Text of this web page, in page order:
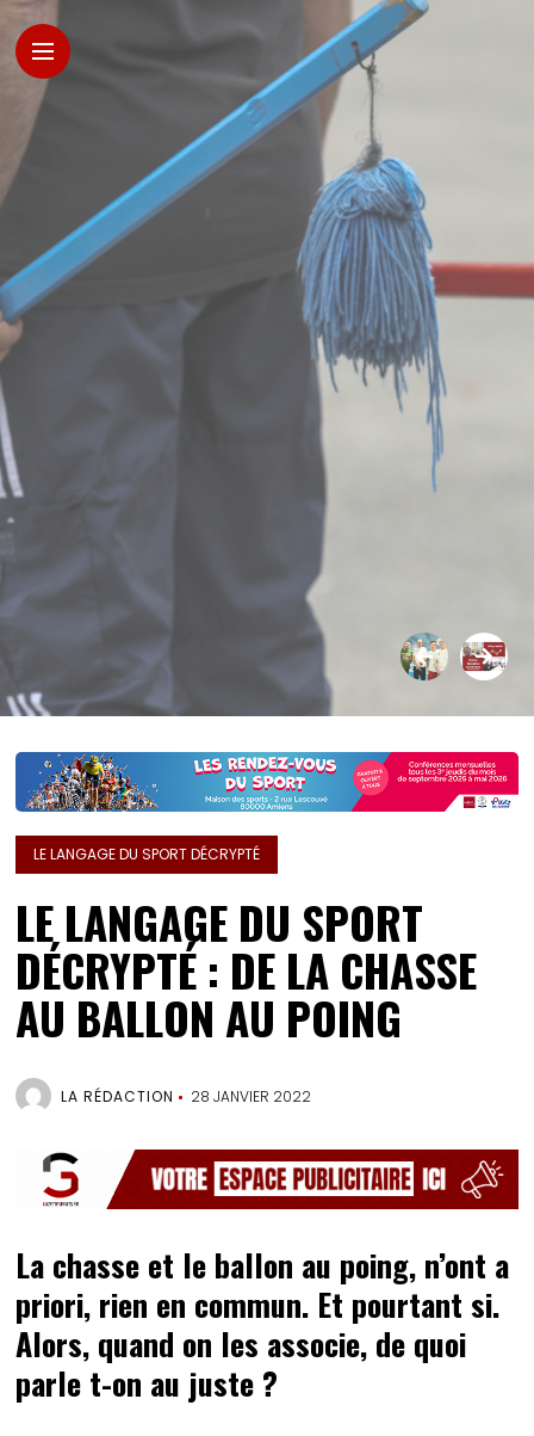
LE LANGAGE DU SPORT DÉCRYPTÉ
LE LANGAGE DU SPORT
DÉCRYPTÉ : DE LA CHASSE
AU BALLON AU POING
LA RÉDACTION 28 JANVIER 2022
La chasse et le ballon au poing, n’ont a
priori, rien en commun. Et pourtant si.
Alors, quand on les associe, de quoi
parle t-on au juste ?